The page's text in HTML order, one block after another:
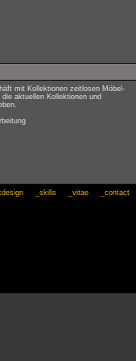
mit Kollektionen zeitlosen Möbel-
aktuellen Kollektionen und
_contact
_vitae
_skills